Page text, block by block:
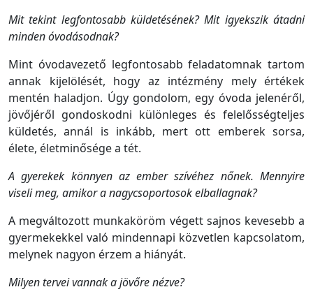
Mit tekint legfontosabb küldetésének? Mit igyekszik átadni
minden óvodásodnak?
Mint óvodavezető legfontosabb feladatomnak tartom
annak kijelölését, hogy az intézmény mely értékek
mentén haladjon. Úgy gondolom, egy óvoda jelenéről,
jövőjéről gondoskodni különleges és felelősségteljes
küldetés, annál is inkább, mert ott emberek sorsa,
élete, életminősége a tét.
A gyerekek könnyen az ember szívéhez nőnek. Mennyire
viseli meg, amikor a nagycsoportosok elballagnak?
A megváltozott munkaköröm végett sajnos kevesebb a
gyermekekkel való mindennapi közvetlen kapcsolatom,
melynek nagyon érzem a hiányát.
Milyen tervei vannak a jövőre nézve?